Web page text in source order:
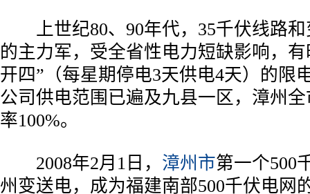
上世纪80、90年代，35千伏线路和
的主力军，受全省性电力短缺影响，
开四”（每星期停电3天供电4天）的限
公司供电范围已遍及九县一区，漳州
率100%。
2008年2月1日， 漳州市第一个
州变送电，成为福建南部500千伏电网